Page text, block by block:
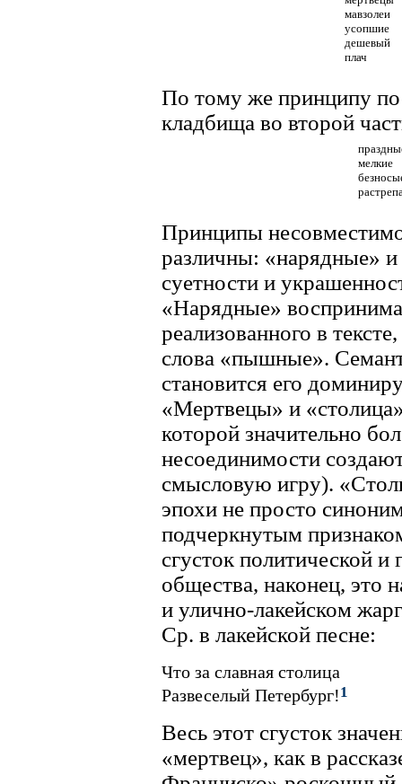
мавзолеи
усопшие
дешевый
плач
По тому же принципу
кладбища во второй
мелкие
Принципы
различны: «нарядные» и
суетности и
«Нарядные»
реализованного в
слова «пышные».
становится его
«Мертвецы» и
которой значительно
несоединимости
смысловую игру).
эпохи не просто
подчеркнутым
сгусток политической
общества, наконец, это
и улично-лакейском
Ср. в лакейской песне:
Что за славная столица
Развеселый Петербург!1
Весь этот сгусток
«мертвец», как в